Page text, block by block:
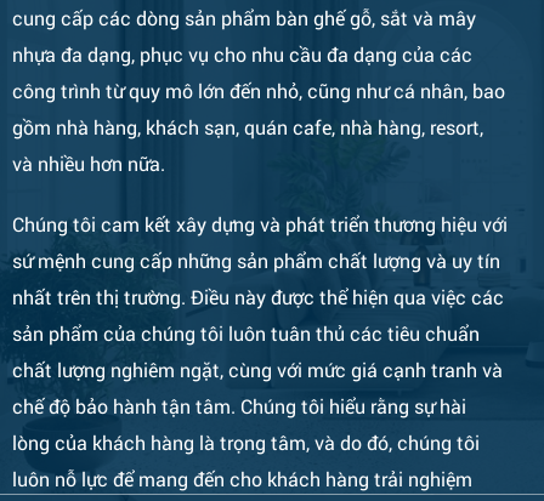
Bàn Ghế 133
Bàn Ghế 132
cung cấp các dòng sản phẩm bàn ghế gỗ, sắt và mây
nhựa đa dạng, phục vụ cho nhu cầu đa dạng của các
công trình từ quy mô lớn đến nhỏ, cũng như cá nhân, bao
gồm nhà hàng, khách sạn, quán cafe, nhà hàng, resort,
và nhiều hơn nữa.
Chúng tôi cam kết xây dựng và phát triển thương hiệu với
sứ mệnh cung cấp những sản phẩm chất lượng và uy tín
nhất trên thị trường. Điều này được thể hiện qua việc các
sản phẩm của chúng tôi luôn tuân thủ các tiêu chuẩn
chất lượng nghiêm ngặt, cùng với mức giá cạnh tranh và
chế độ bảo hành tận tâm. Chúng tôi hiểu rằng sự hài
lòng của khách hàng là trọng tâm, và do đó, chúng tôi
luôn nỗ lực để mang đến cho khách hàng trải nghiệm